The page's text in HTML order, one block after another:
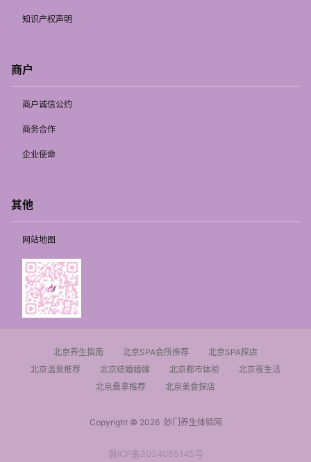
知识产权声明
商户
商户诚信公约
商务合作
企业使命
其他
网站地图
北京养生指南 北京SPA会所推荐
北京SPA探店
北京温泉推荐
北京结婚婚嫁 北京都市体验
北京夜生活
北京桑拿推荐
北京美食探店
Copyright © 2026妙门养生体验网
冀ICP备2024085145号